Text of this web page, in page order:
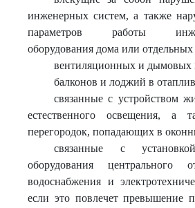
инженерных систем, а также
параметров работы
оборудования дома или
вентиляционных и дымовых
балконов и лоджий в
связанные с устройством
естественного освещения, а
перегородок, попадающих в
связанные с
оборудования центрального
водоснабжения и
если это повлечет превышение